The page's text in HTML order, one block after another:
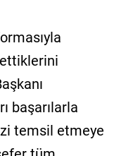
başarılarla
temsil etmeye